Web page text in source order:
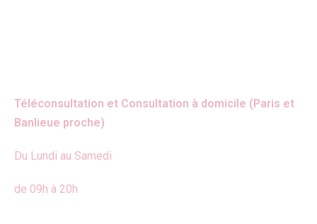
Téléconsultation et Consultation à domicile (Paris et
Banlieue proche)
Du Lundi au Samedi
de 09h à 20h